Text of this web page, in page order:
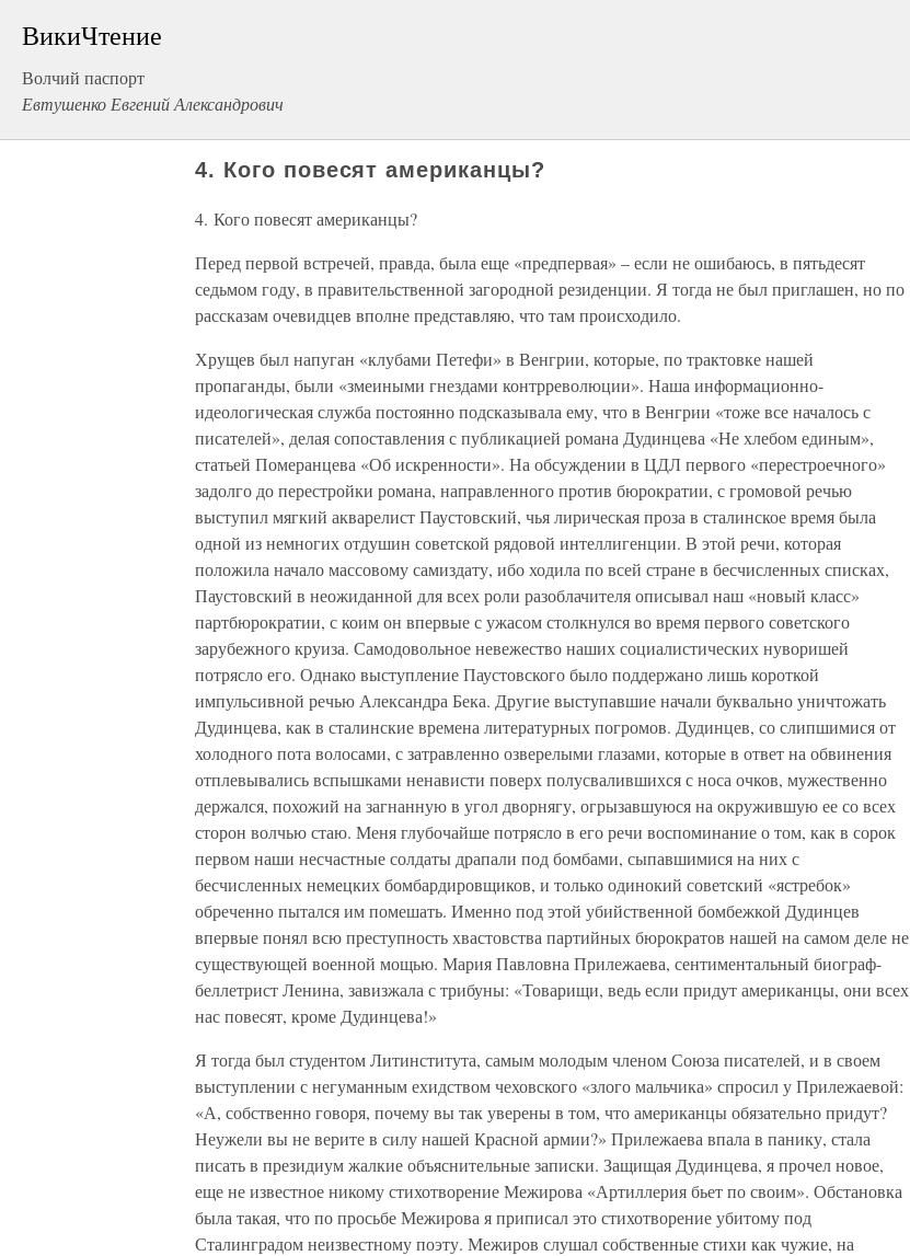
ВикиЧтение
Волчий паспорт
Евтушенко Евгений Александрович
4. Кого повесят американцы?
4. Кого повесят американцы?
Перед первой встречей, правда, была еще «предпервая» – если не ошибаюсь, в пятьдесят
седьмом году, в правительственной загородной резиденции. Я тогда не был приглашен, но по
рассказам очевидцев вполне представляю, что там происходило.
Хрущев был напуган «клубами Петефи» в Венгрии, которые, по трактовке нашей
пропаганды, были «змеиными гнездами контрреволюции». Наша информационно-
идеологическая служба постоянно подсказывала ему, что в Венгрии «тоже все началось с
писателей», делая сопоставления с публикацией романа Дудинцева «Не хлебом единым»,
статьей Померанцева «Об искренности». На обсуждении в ЦДЛ первого «перестроечного»
задолго до перестройки романа, направленного против бюрократии, с громовой речью
выступил мягкий акварелист Паустовский, чья лирическая проза в сталинское время была
одной из немногих отдушин советской рядовой интеллигенции. В этой речи, которая
положила начало массовому самиздату, ибо ходила по всей стране в бесчисленных списках,
Паустовский в неожиданной для всех роли разоблачителя описывал наш «новый класс»
партбюрократии, с коим он впервые с ужасом столкнулся во время первого советского
зарубежного круиза. Самодовольное невежество наших социалистических нуворишей
потрясло его. Однако выступление Паустовского было поддержано лишь короткой
импульсивной речью Александра Бека. Другие выступавшие начали буквально уничтожать
Дудинцева, как в сталинские времена литературных погромов. Дудинцев, со слипшимися от
холодного пота волосами, с затравленно озверелыми глазами, которые в ответ на обвинения
отплевывались вспышками ненависти поверх полусвалившихся с носа очков, мужественно
держался, похожий на загнанную в угол дворнягу, огрызавшуюся на окружившую ее со всех
сторон волчью стаю. Меня глубочайше потрясло в его речи воспоминание о том, как в сорок
первом наши несчастные солдаты драпали под бомбами, сыпавшимися на них с
бесчисленных немецких бомбардировщиков, и только одинокий советский «ястребок»
обреченно пытался им помешать. Именно под этой убийственной бомбежкой Дудинцев
впервые понял всю преступность хвастовства партийных бюрократов нашей на самом деле не
существующей военной мощью. Мария Павловна Прилежаева, сентиментальный биограф-
беллетрист Ленина, завизжала с трибуны: «Товарищи, ведь если придут американцы, они всех
нас повесят, кроме Дудинцева!»
Я тогда был студентом Литинститута, самым молодым членом Союза писателей, и в своем
выступлении с негуманным ехидством чеховского «злого мальчика» спросил у Прилежаевой:
«А, собственно говоря, почему вы так уверены в том, что американцы обязательно придут?
Неужели вы не верите в силу нашей Красной армии?» Прилежаева впала в панику, стала
писать в президиум жалкие объяснительные записки. Защищая Дудинцева, я прочел новое,
еще не известное никому стихотворение Межирова «Артиллерия бьет по своим». Обстановка
была такая, что по просьбе Межирова я приписал это стихотворение убитому под
Сталинградом неизвестному поэту. Межиров слушал собственные стихи как чужие, на